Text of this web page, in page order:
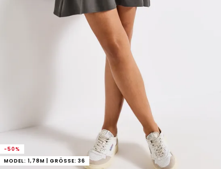
-50%
MODEL: 1,78M | GRÖSSE: 36